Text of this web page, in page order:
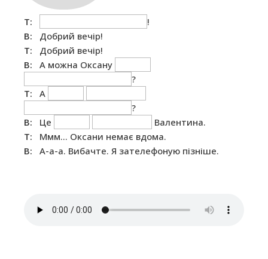
T:
!
B: Добрий вечір!
T: Добрий вечір!
B: А можна Оксану
?
T: А
?
B: Це
Валентина.
T: Ммм… Оксани немає вдома.
B: А-а-а. Вибачте. Я зателефоную пізніше.